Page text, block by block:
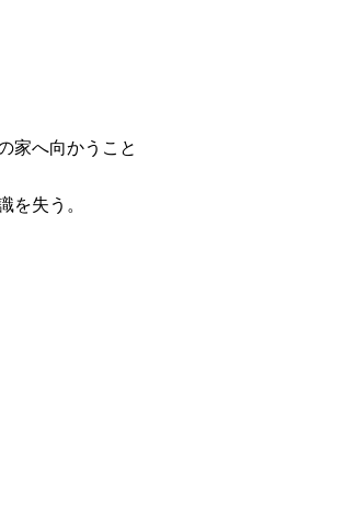
家へ向かうこと
を失う。